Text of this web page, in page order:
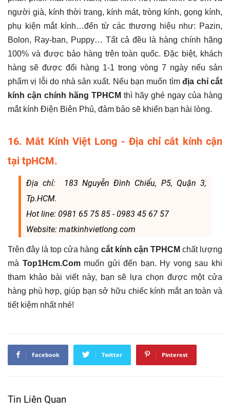
người già, kính thời trang, kính mát, tròng kính, gọng kính,
phụ kiện mắt kính…đến từ các thương hiệu như: Pazin,
Bolon, Ray-ban, Puppy… Tất cả đều là hàng chính hãng
100% và được bảo hàng trên toàn quốc. Đặc biệt, khách
hàng sẽ được đổi hàng 1-1 trong vòng 7 ngày nếu sản
phẩm vị lỗi do nhà sản xuất. Nếu bạn muốn tìmđịa chỉ cắt
kính cận chính hãng TPHCM thì hãy ghé ngay của hàng
mắt kính Điện Biên Phủ, đảm bảo sẽ khiến bạn hài lòng.
16. Mắt Kính Việt Long - Địa chỉ cắt kính cận
tại tpHCM.
Địa chỉ: 183 Nguyễn Đình Chiểu, P5, Quận 3,
Tp.HCM.
Hot line: 0981 65 75 85 - 0983 45 67 57
Website: matkinhvietlong.com
Trên đây là top cửa hàng cắt kính cận TPHCM chất lượng
mà Top1Hcm.Commuốn gửi đến bạn. Hy vọng sau khi
tham khảo bài viết này, bạn sẽ lựa chọn được một cửa
hàng phù hợp, giúp bạn sở hữu chiếc kính mắt an toàn và
tiết kiệm nhất nhé!
Facebook Twitter Pinterest
Tin Liên Quan